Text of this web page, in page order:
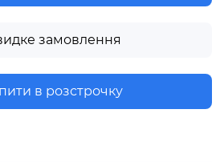
замовлення
в розстрочку